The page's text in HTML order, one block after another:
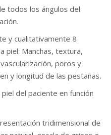
todos los ángulos del
y cualitativamente 8
piel: Manchas, textura,
poros y
y longitud de las pestañas.
del paciente en función
tridimensional de